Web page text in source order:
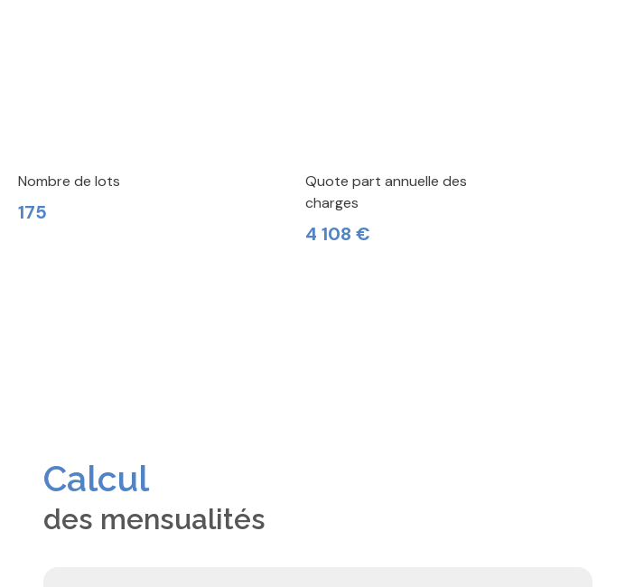
Nombre de lots
175
Quote part annuelle des
charges
4 108 €
Calcul
des mensualités